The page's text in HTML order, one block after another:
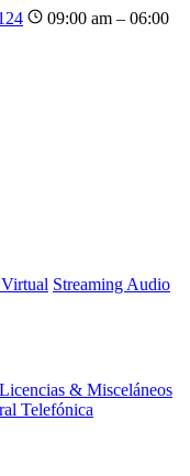
09:00 am – 06:00
Streaming Audio
Licencias & Misceláneos
Telefónica